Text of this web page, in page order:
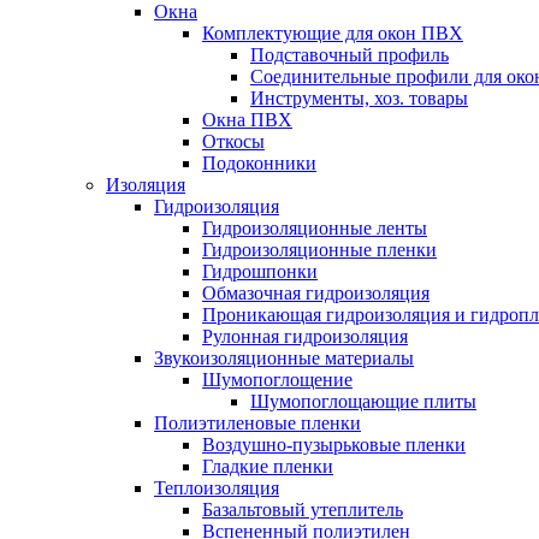
Окна
Комплектующие для окон ПВХ
Подставочный профиль
Соединительные профили для
Инструменты, хоз. товары
Окна ПВХ
Откосы
Подоконники
Изоляция
Гидроизоляция
Гидроизоляционные ленты
Гидроизоляционные пленки
Гидрошпонки
Обмазочная гидроизоляция
Проникающая гидроизоляция и
Рулонная гидроизоляция
Звукоизоляционные материалы
Шумопоглощение
Шумопоглощающие плиты
Полиэтиленовые пленки
Воздушно-пузырьковые пленки
Гладкие пленки
Теплоизоляция
Базальтовый утеплитель
Вспененный полиэтилен